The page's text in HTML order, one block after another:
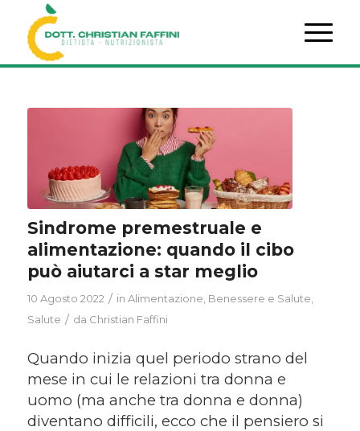
Sindrome premestruale e
alimentazione: quando il cibo
può aiutarci a star meglio
10 Agosto 2022 / in Alimentazione Benessere e Salute
Salute / da Christian Faffini
Quando inizia quel periodo strano del
mese in cui le relazioni tra donna e
uomo (ma anche tra donna e donna)
diventano difficili, ecco che il pensiero si